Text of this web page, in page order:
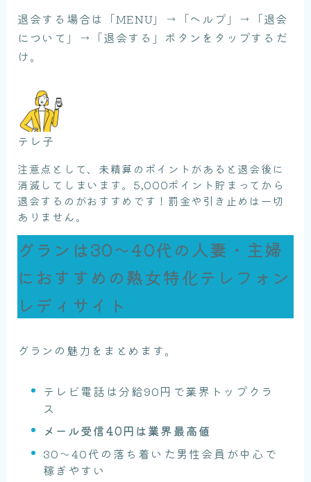
退会する場合は「MENU」→「ヘルプ」→「退会
について」→「退会する」ボタンをタップするだ
け。
テレ子
注意点として、未精算のポイントがあると退会後に
消滅してしまいます。5,000ポイント貯まってから
退会するのがおすすめです！罰金や引き止めは一切
ありません。
グランは30〜40代の人妻・主婦
におすすめの熟女特化テレフォン
レディサイト
グランの魅力をまとめます。
テレビ電話は分給90円で業界トップクラ
ス
メール受信40円は業界最高値
30〜40代の落ち着いた男性会員が中心で
稼ぎやすい